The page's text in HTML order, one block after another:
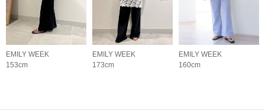
EMILY WEEK
153cm
EMILY WEEK
173cm
EMILY WEEK
160cm